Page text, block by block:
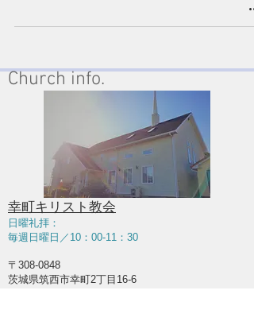
Church info.
幸町キリスト教会
日曜礼拝：
毎週日曜日／10： 00-11：30
〒308-0848
茨城県筑西市幸町2丁目16-6